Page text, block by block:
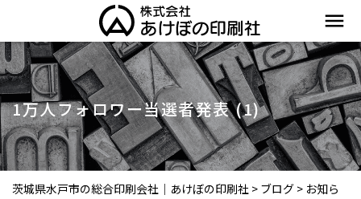
menu
1万人フォロワー当選者発表 (1)
茨城県水戸市の総合印刷会社｜あけぼの印刷社 > ブログ > お知ら